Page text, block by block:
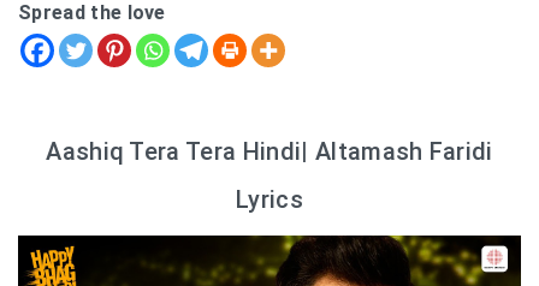
Spread the love
Aashiq Tera Tera Hindi| Altamash Faridi
Lyrics